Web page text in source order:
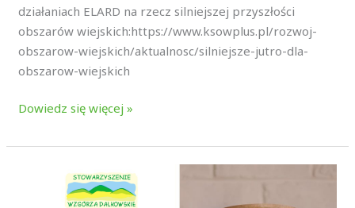
działaniach ELARD na rzecz silniejszej przyszłości
obszarów wiejskich:https://www.ksowplus.pl/rozwoj-
obszarow-wiejskich/aktualnosc/silniejsze-jutro-dla-
obszarow-wiejskich
Dowiedz się więcej »
WNIOSKÓW